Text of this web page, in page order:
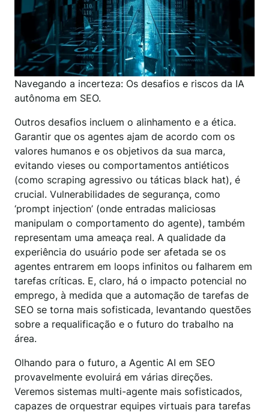
Navegando a incerteza: Os desafios e riscos da IA
autônoma em SEO.
Outros desafios incluem o alinhamento e a ética.
Garantir que os agentes ajam de acordo com os
valores humanos e os objetivos da sua marca,
evitando vieses ou comportamentos antiéticos
(como scraping agressivo ou táticas black hat), é
crucial. Vulnerabilidades de segurança, como
‘prompt injection’ (onde entradas maliciosas
manipulam o comportamento do agente), também
representam uma ameaça real. A qualidade da
experiência do usuário pode ser afetada se os
agentes entrarem em loops infinitos ou falharem em
tarefas críticas. E, claro, há o impacto potencial no
emprego, à medida que a automação de tarefas de
SEO se torna mais sofisticada, levantando questões
sobre a requalificação e o futuro do trabalho na
área.
Olhando para o futuro, a Agentic AI em SEO
provavelmente evoluirá em várias direções.
Veremos sistemas multi-agente mais sofisticados,
capazes de orquestrar equipes virtuais para tarefas